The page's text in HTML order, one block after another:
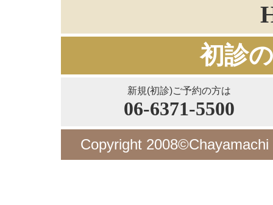
初診
新規(初診)ご予約の方は
06-6371-5500
Copyright